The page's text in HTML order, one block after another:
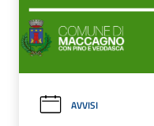
AVVISI